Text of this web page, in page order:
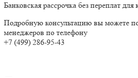
Банковская рассрочка без переплат для
Подробную консультацию вы можете
менеджеров по телефону
+7 (499) 286-95-43